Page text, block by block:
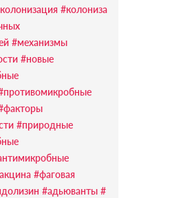
#колониза
#механизмы
#новые
#природные
#фаговая
#адьюванты #